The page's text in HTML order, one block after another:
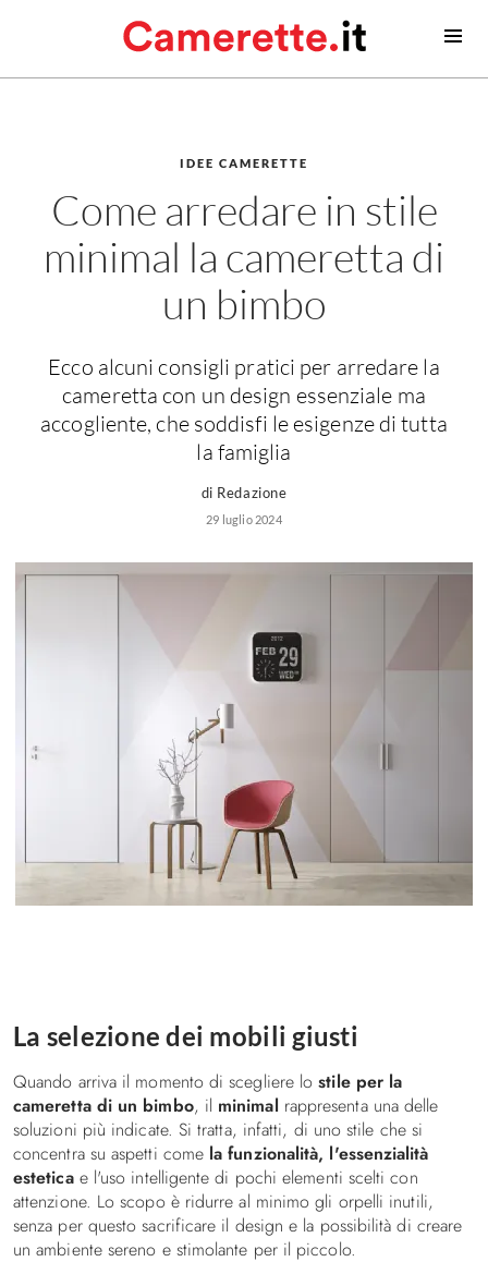
Contatti
Camerette neonato
Lettini prima infanzia
Consigli camerette neonato
Camerette bambino
Consigli camerette
Camerette ragazzo
Camerette bambine
Camerette romantiche
Consigli camerette bambine
I consigli
Illuminazione in cameretta, idee e suggerimenti
Letti
Letti a Castello
Letti a soppalco
Letti imbottiti
Letti una piazza e mezza
IDEE CAMERETTE
Come arredare in stile
minimal la cameretta di
un bimbo
Ecco alcuni consigli pratici per arredare la
cameretta con un design essenziale ma
accogliente, che soddisfi le esigenze di tutta
la famiglia
di Redazione
29 luglio 2024
La selezione dei mobili giusti
Quando arriva il momento di scegliere lostile per la
cameretta di un bimbo, il minimal rappresenta una delle
soluzioni più indicate. Si tratta, infatti, di uno stile che si
concentra su aspetti come la funzionalità, l'essenzialità
esteticae l'uso intelligente di pochi elementi scelti con
attenzione. Lo scopo è ridurre al minimo gli orpelli inutili,
senza per questo sacrificare il design e la possibilità di creare
un ambiente sereno e stimolante per il piccolo.